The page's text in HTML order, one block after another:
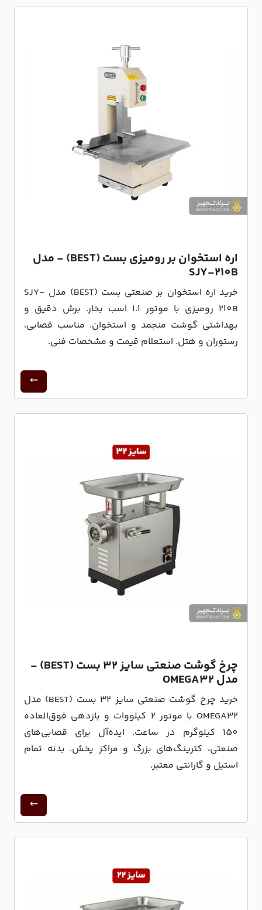
اره استخوان بر رومیزی بست (BEST) - مدل
SJY-210B
خرید اره استخوان بر صنعتی بست (BEST) مدل SJY-
210B رومیزی با موتور 1.1 اسب بخار. برش دقیق و
بهداشتی گوشت منجمد و استخوان. مناسب قصابی،
رستوران و هتل. استعلام قیمت و مشخصات فنی.
چرخ گوشت صنعتی سایز 32 بست (BEST) -
مدل OMEGA32
خرید چرخ گوشت صنعتی سایز 32 بست (BEST) مدل
OMEGA32 با موتور 2 کیلووات و بازدهی فوق‌العاده
150 کیلوگرم در ساعت. ایده‌آل برای قصابی‌های
صنعتی، کترینگ‌های بزرگ و مراکز پخش. بدنه تمام
استیل و گارانتی معتبر.